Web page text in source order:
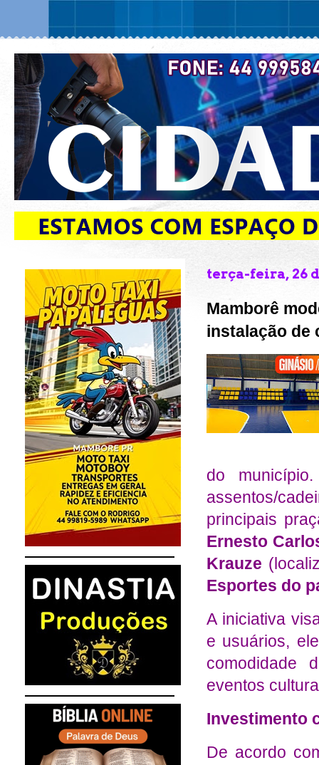
terça-feira, 26
Mamborê
instalação de
do
assentos/
principais
Ernesto
Krauze
Esportes do
A iniciativa
e usuários,
comodidade
eventos
Investimento
De acordo